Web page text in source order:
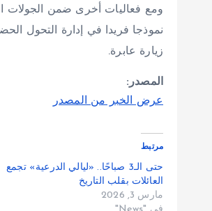
ومع فعاليات أخرى ضمن الجولات
نموذجا فريدا في إدارة التحول
زيارة عابرة.
المصدر:
عرض الخبر من المصدر
مرتبط
حتى الـ3 صباحًا.. «ليالي الدرعية» تجمع
العائلات بقلب التاريخ
مارس 3, 2026